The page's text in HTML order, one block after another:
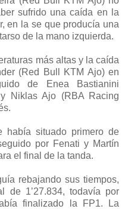
sufrido una caída en la
en la se que producía una
de la mano izquierda.
más altas y la caída
(Red Bull KTM Ajo) en
de Enea Bastianini
Niklas Ajo (RBA Racing
había situado primero de
por Fenati y Martín
el final de la tanda.
rebajando sus tiempos,
de 1’27.834, todavía por
finalizado la FP1. La